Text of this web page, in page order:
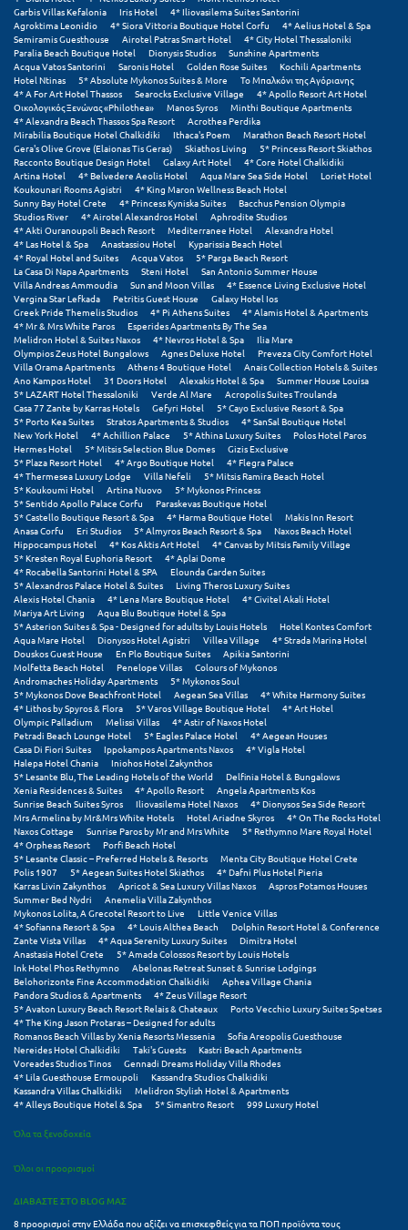
Ξυλόκαστρο
Ο
Ορεινή Αρκαδία
Ορεινή Ναυπακτία
Π
Πάλαιρος
Παξοί
Παραλία Κατερίνης
Παραλία Λιτοχώρου
Παράλιο Άστρος
Πάργα
Παρνασσός
Πάρος
Πάτμος
Πάτρα
Παύλιανη
Πειραιάς
Πελοπόννησος
Πήλιο
Πιερία
Πλαταμώνας
Πλύτρα Λακωνίας
Πόρος
Πόρτο Χέλι
Πρέβεζα
Πύλος
Πύργος
Ρ
Ρέθυμνο
Ρίο
Σ
Σαλαμίνα
Garbis Villas Kefalonia
Iris Hotel
4* Iliovasilema Suites Santorini
Agroktima Leonidio
4* Siora Vittoria Boutique Hotel Corfu
4* Aelius Hotel & Spa
Semiramis Guesthouse
Airotel Patras Smart Hotel
4* City Hotel Thessaloniki
Paralia Beach Boutique Hotel
Dionysis Studios
Sunshine Apartments
Acqua Vatos Santorini
Saronis Hotel Golden Rose Suites
Kochili Apartments
Hotel Ntinas
5* Absolute Mykonos Suites & More
Το Μπαλκόνι της Αγόριανης
4* A For Art Hotel Thassos
Searocks Exclusive Village
4* Apollo Resort Art Hotel
Οικολογικός Ξενώνας «Philothea»
Manos Syros
Minthi Boutique Apartments
4* Alexandra Beach Thassos Spa Resort
Acrothea Perdika
Mirabilia Boutique Hotel Chalkidiki
Ithaca's Poem
Marathon Beach Resort Hotel
Gera's Olive Grove (Elaionas Tis Geras)
Skiathos Living
5* Princess Resort Skiathos
Racconto Boutique Design Hotel
Galaxy Art Hotel
4* Core Hotel Chalkidiki
Artina Hotel
4* Belvedere Aeolis Hotel Aqua Mare Sea Side Hotel
Loriet Hotel
Koukounari Rooms Agistri
4* King Maron Wellness Beach Hotel
Sunny Bay Hotel Crete
4* Princess Kyniska Suites
Bacchus Pension Olympia
Studios River
4* Airotel Alexandros Hotel
Aphrodite Studios
4* Akti Ouranoupoli Beach Resort
Mediterranee Hotel
Alexandra Hotel
4* Las Hotel & Spa
Anastassiou Hotel
Kyparissia Beach Hotel
4* Royal Hotel and Suites
Acqua Vatos
5* Parga Beach Resort
La Casa Di Napa Apartments
Steni Hotel
San Antonio Summer House
Villa Andreas Ammoudia
Sun and Moon Villas
4* Essence Living Exclusive Hotel
Vergina Star Lefkada
Petritis Guest House
Galaxy Hotel Ios
Greek Pride Themelis Studios
4* Pi Athens Suites
4* Alamis Hotel & Apartments
4* Mr & Mrs White Paros
Esperides Apartments By The Sea
Melidron Hotel & Suites Naxos
4* Nevros Hotel & Spa
Ilia Mare
Olympios Zeus Hotel Bungalows
Agnes Deluxe Hotel
Preveza City Comfort Hotel
Villa Orama Apartments
Athens 4 Boutique Hotel
Anais Collection Hotels & Suites
Ano Kampos Hotel
31 Doors Hotel Alexakis Hotel & Spa
Summer House Louisa
5* LAZART Hotel Thessaloniki
Verde Al Mare
Acropolis Suites Troulanda
Casa 77 Zante by Karras Hotels
Gefyri Hotel
5* Cayo Exclusive Resort & Spa
5* Porto Kea Suites
Stratos Apartments & Studios
4* SanSal Boutique Hotel
New York Hotel
4* Achillion Palace 5* Athina Luxury Suites
Polos Hotel Paros
Hermes Hotel
5* Mitsis Selection Blue Domes
Gizis Exclusive
5* Plaza Resort Hotel
4* Argo Boutique Hotel
4* Flegra Palace
4* Thermesea Luxury Lodge
Villa Nefeli
5* Mitsis Ramira Beach Hotel
5* Koukoumi Hotel
Artina Nuovo
5* Mykonos Princess
5* Sentido Apollo Palace Corfu
Paraskevas Boutique Hotel
5* Castello Boutique Resort & Spa
4* Harma Boutique Hotel
Makis Inn Resort
Anasa Corfu
Eri Studios 5* Almyros Beach Resort & Spa
Naxos Beach Hotel
Hippocampus Hotel
4* Kos Aktis Art Hotel
4* Canvas by Mitsis Family Village
5* Kresten Royal Euphoria Resort
4* Aplai Dome
4* Rocabella Santorini Hotel & SPA
Elounda Garden Suites
5* Alexandros Palace Hotel & Suites
Living Theros Luxury Suites
Alexis Hotel Chania
4* Lena Mare Boutique Hotel
4* Civitel Akali Hotel
Mariya Art Living
Aqua Blu Boutique Hotel & Spa
5* Asterion Suites & Spa - Designed for adults by Louis Hotels
Hotel Kontes Comfort
Aqua Mare Hotel
Dionysos Hotel Agistri Villea Village
4* Strada Marina Hotel
Douskos Guest House
En Plo Boutique Suites
Apikia Santorini
Molfetta Beach Hotel
Penelope Villas
Colours of Mykonos
Andromaches Holiday Apartments
5* Mykonos Soul
5* Mykonos Dove Beachfront Hotel
Aegean Sea Villas
4* White Harmony Suites
4* Lithos by Spyros & Flora
5* Varos Village Boutique Hotel
4* Art Hotel
Olympic Palladium
Melissi Villas
4* Astir of Naxos Hotel
Petradi Beach Lounge Hotel
5* Eagles Palace Hotel
4* Aegean Houses
Casa Di Fiori Suites
Ippokampos Apartments Naxos
4* Vigla Hotel
Halepa Hotel Chania
Iniohos Hotel Zakynthos
5* Lesante Blu, The Leading Hotels of the World
Delfinia Hotel & Bungalows
Xenia Residences & Suites
4* Apollo Resort
Angela Apartments Kos
Sunrise Beach Suites Syros
Iliovasilema Hotel Naxos
4* Dionysos Sea Side Resort
Mrs Armelina by Mr&Mrs White Hotels
Hotel Ariadne Skyros
4* On The Rocks Hotel
Naxos Cottage
Sunrise Paros by Mr and Mrs White
5* Rethymno Mare Royal Hotel
4* Orpheas Resort
Porfi Beach Hotel
5* Lesante Classic – Preferred Hotels & Resorts
Menta City Boutique Hotel Crete
Polis 1907
5* Aegean Suites Hotel Skiathos
4* Dafni Plus Hotel Pieria
Karras Livin Zakynthos
Apricot & Sea Luxury Villas Naxos
Aspros Potamos Houses
Summer Bed Nydri
Anemelia Villa Zakynthos
Mykonos Lolita, A Grecotel Resort to Live
Little Venice Villas
4* Sofianna Resort & Spa
4* Louis Althea Beach
Dolphin Resort Hotel & Conference
Zante Vista Villas
4* Aqua Serenity Luxury Suites
Dimitra Hotel
Anastasia Hotel Crete
5* Amada Colossos Resort by Louis Hotels
Ink Hotel Phos Rethymno
Abelonas Retreat Sunset & Sunrise Lodgings
Belohorizonte Fine Accommodation Chalkidiki
Aphea Village Chania
Pandora Studios & Apartments
4* Zeus Village Resort
5* Avaton Luxury Beach Resort Relais & Chateaux
Porto Vecchio Luxury Suites Spetses
4* The King Jason Protaras – Designed for adults
Romanos Beach Villas by Xenia Resorts Messenia
Sofia Areopolis Guesthouse
Nereides Hotel Chalkidiki
Taki's Guests
Kastri Beach Apartments
Voreades Studios Tinos
Gennadi Dreams Holiday Villa Rhodes
4* Lila Guesthouse Ermoupoli
Kassandra Studios Chalkidiki
Kassandra Villas Chalkidiki
Melidron Stylish Hotel & Apartments
4* Alleys Boutique Hotel & Spa
5* Simantro Resort 999 Luxury Hotel
Όλα τα ξενοδοχεία
Όλοι οι προορισμοί
ΔΙΑΒΑΣΤΕ ΣΤΟ BLOG ΜΑΣ
8 προορισμοί στην Ελλάδα που αξίζει να επισκεφθείς για τα ΠΟΠ προϊόντα τους